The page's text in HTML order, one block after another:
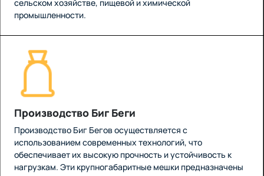
сельском хозяйстве, пищевой и химической
промышленности.
Производство Биг Беги
Производство Биг Бегов осуществляется с
использованием современных технологий, что
обеспечивает их высокую прочность и устойчивость к
нагрузкам. Эти крупногабаритные мешки предназначены